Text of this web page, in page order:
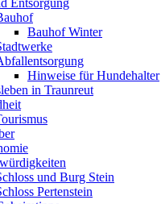
Entsorgung
Bauhof Winter
Hinweise für Hundehalter
in Traunreut
und Burg Stein
Pertenstein